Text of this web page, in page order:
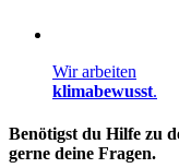
Wir arbeiten
klimabewusst.
Benötigst du Hilfe zu
gerne deine Fragen.